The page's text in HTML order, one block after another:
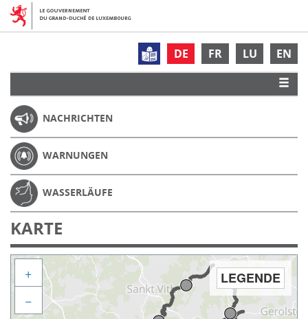
DE FR LU EN
NACHRICHTEN
WARNUNGEN
WASSERLÄUFE
KARTE
LEGENDE
+
−